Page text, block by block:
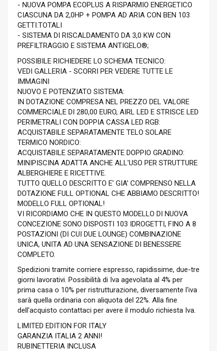
- NUOVA POMPA ECOPLUS A RISPARMIO ENERGETICO
CIASCUNA DA 2,0HP + POMPA AD ARIA CON BEN 103
GETTI.TOTALI
- SISTEMA DI RISCALDAMENTO DA 3,0 KW CON
PREFILTRAGGIO E SISTEMA ANTIGELO®;
POSSIBILE RICHIEDERE LO SCHEMA TECNICO:
VEDI GALLERIA - SCORRI PER VEDERE TUTTE LE
IMMAGINI
NUOVO E POTENZIATO SISTEMA:
IN DOTAZIONE COMPRESA NEL PREZZO DEL VALORE
COMMERCIALE DI 280,00 EURO, AIRL LED E STRISCE LED
PERIMETRALI CON DOPPIA CASSA LED RGB:
ACQUISTABILE SEPARATAMENTE TELO SOLARE
TERMICO NORDICO:
ACQUISTABILE SEPARATAMENTE DOPPIO GRADINO:
MINIPISCINA ADATTA ANCHE ALL'USO PER STRUTTURE
ALBERGHIERE E RICETTIVE.
TUTTO QUELLO DESCRITTO E' GIA' COMPRENSO NELLA
DOTAZIONE FULL OPTIONAL CHE ABBIAMO DESCRITTO!
MODELLO FULL OPTIONAL!
VI RICORDIAMO CHE IN QUESTO MODELLO DI NUOVA
CONCEZIONE SONO DISPOSTI 103 IDROGETTI, FINO A 8
POSTAZIONI (DI CUI DUE LOUNGE) COMBINAZIONE
UNICA, UNITA AD UNA SENSAZIONE DI BENESSERE
COMPLETO.
Spedizioni tramite corriere espresso, rapidissime, due-tre
giorni lavorativi. Possibilità di Iva agevolata al 4% per
prima casa o 10% per ristrutturazione, diversamente l'iva
sarà quella ordinaria con aliquota del 22%. Alla fine
dell'acquisto contattaci per avere il modulo richiesta Iva.
LIMITED EDITION FOR ITALY
GARANZIA ITALIA 2 ANNI!
RUBINETTERIA INCLUSA